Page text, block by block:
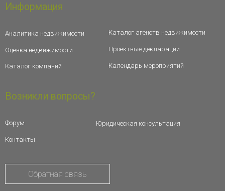
Информация
Аналитика недвижимости
Оценка недвижимости
Каталог компаний
Каталог агенств недвижимости
Проектные декларации
Календарь мероприятий
Возникли вопросы?
Форум
Контакты
Юридическая консультация
Обратная связь